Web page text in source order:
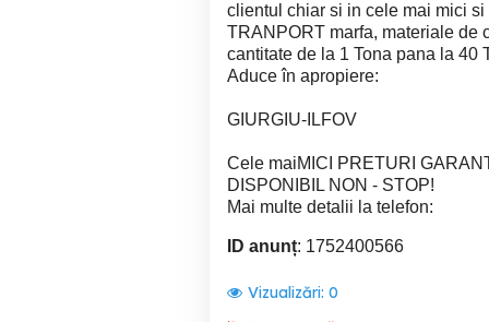
clientul chiar si in cele mai mici si
TRANPORT marfa, materiale de
cantitate de la 1 Tona pana la 40
Aduce în apropiere:
GIURGIU-ILFOV
Cele maiMICI PRETURI
DISPONIBIL NON - STOP!
Mai multe detalii la telefon:
ID anunț: 1752400566
Vizualizări: 0